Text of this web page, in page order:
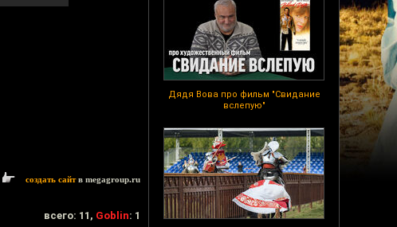
Дядя Вова про фильм "Свидание
вслепую"
создать сайтв megagroup.ru
всего: 11, Goblin: 1